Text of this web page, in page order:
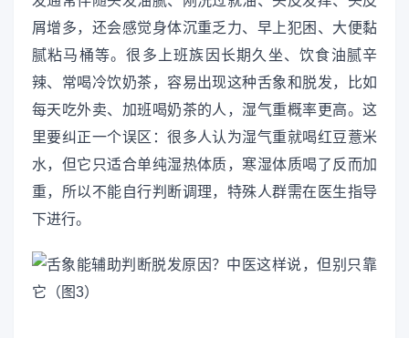
屑增多，还会感觉身体沉重乏力、早上犯困、大便黏
腻粘马桶等。很多上班族因长期久坐、饮食油腻辛
辣、常喝冷饮奶茶，容易出现这种舌象和脱发，比如
每天吃外卖、加班喝奶茶的人，湿气重概率更高。这
里要纠正一个误区：很多人认为湿气重就喝红豆薏米
水，但它只适合单纯湿热体质，寒湿体质喝了反而加
重，所以不能自行判断调理，特殊人群需在医生指导
下进行。